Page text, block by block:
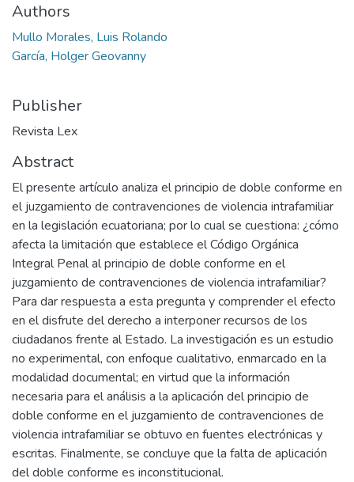
Authors
Mullo Morales, Luis Rolando
García, Holger Geovanny
Publisher
Revista Lex
Abstract
El presente artículo analiza el principio de doble conforme en
el juzgamiento de contravenciones de violencia intrafamiliar
en la legislación ecuatoriana; por lo cual se cuestiona: ¿cómo
afecta la limitación que establece el Código Orgánica
Integral Penal al principio de doble conforme en el
juzgamiento de contravenciones de violencia intrafamiliar?
Para dar respuesta a esta pregunta y comprender el efecto
en el disfrute del derecho a interponer recursos de los
ciudadanos frente al Estado. La investigación es un estudio
no experimental, con enfoque cualitativo, enmarcado en la
modalidad documental; en virtud que la información
necesaria para el análisis a la aplicación del principio de
doble conforme en el juzgamiento de contravenciones de
violencia intrafamiliar se obtuvo en fuentes electrónicas y
escritas. Finalmente, se concluye que la falta de aplicación
del doble conforme es inconstitucional.